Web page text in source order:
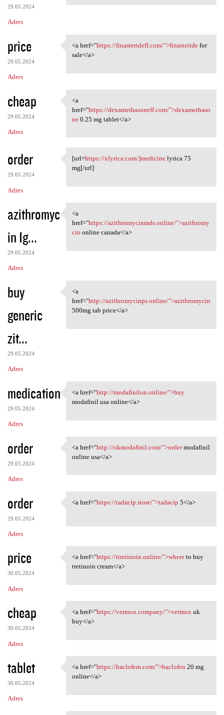
29.05.2024
Adres
price
29.05.2024
Adres
<a href="https:/
<a href="https://finasterideff.com/">finasteridefor
sale</a>
cheap
29.05.2024
Adres
<a href="https:/
<a
href="https://dexamethasoneff.com/">dexamethaso
ne0.25 mg tablet</a>
order
29.05.2024
Adres
[url=https://xlyrica.com/
[url=https://xlyrica.com/]medicinelyrica 75
mg[/url]
azithromyc
in 1g...
29.05.2024
Adres
<a href="https:/
<a
href="https://azithromycinmds.online/">azithromy
cin online canada</a>
buy
generic
zit...
29.05.2024
Adres
<a href="http:/
<a
href="http://azithromycinps.online/">azithromycin
500mg tab price</a>
medication
29.05.2024
Adres
<a href="http://modafinilon
<a href="http://modafinilon.online/">buy
modafinil usa online</a>
order
29.05.2024
Adres
<a href="http://okmodafinil
<a href="http://okmodafinil.com/">ordermodafinil
online usa</a>
order
29.05.2024
Adres
<a href="https://tadacip
<a href="https://tadacip.store/">tadacip 5</a>
price
30.05.2024
Adres
<a href="https://itretinoin
<a href="https://itretinoin.online/">whereto buy
tretinoin cream</a>
cheap
30.05.2024
Adres
<a href="https://vermox
<a href="https://vermox.company/">vermoxuk
buy</a>
tablet
30.05.2024
Adres
<a href="https://baclofem.com
<a href="https://baclofem.com/">baclofen 20 mg
online</a>